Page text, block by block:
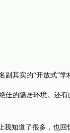
其实的“开放式”学
的隐居环境。还有
知道了很多，也